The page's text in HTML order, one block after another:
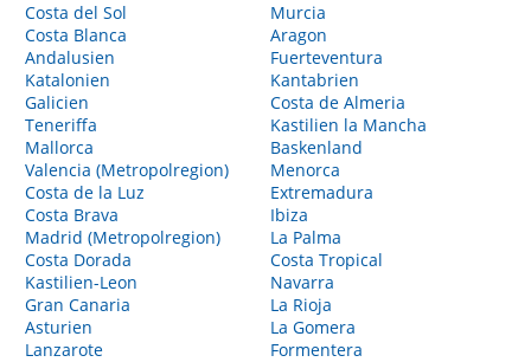
Costa del Sol
Costa Blanca
Andalusien
Katalonien
Galicien
Teneriffa
Mallorca
Valencia (Metropolregion)
Costa de la Luz
Costa Brava
Madrid (Metropolregion)
Costa Dorada
Kastilien-Leon
Gran Canaria
Asturien
Lanzarote
Murcia
Aragon
Fuerteventura
Kantabrien
Costa de Almeria
Kastilien la Mancha
Baskenland
Menorca
Extremadura
Ibiza
La Palma
Costa Tropical
Navarra
La Rioja
La Gomera
Formentera